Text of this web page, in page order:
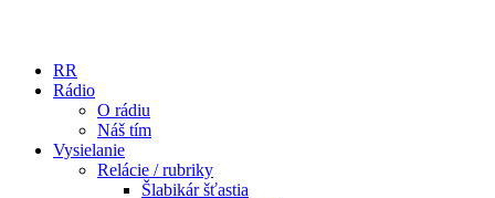
RR
Rádio
O rádiu
Náš tím
Vysielanie
Relácie / rubriky
Šlabikár šťastia